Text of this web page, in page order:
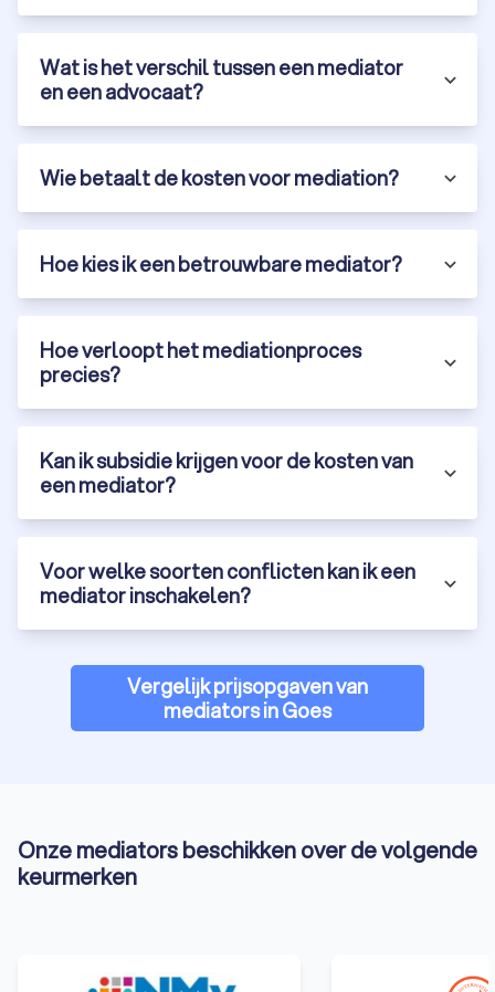
belangrijk dat je je op je gemak voelt bij de mediator die
De geschikte mediator in Goes via Trustoo
een belangrijke stap is in het oplossen van je conflict. Daarom
bieden we je de mogelijkheid om eenvoudig offertes te
vergelijken van vier lokale mediators. Zo kun je op je gemak de
verschillende opties bekijken en de mediator kiezen die het
beste bij jouw situatie past.
Het enige wat je hoeft te doen, is je gegevens invullen en
ontvang je vier offertes van door jou gekozen mediators in
jouw regio. Deze kun je op je gemak vergelijken op basis van
maken en de eerste stap zetten naar een succesvolle
mediation.
Of je nu te maken hebt met een scheiding, een
arbeidsconflict of een burenruzie, mediation kan een
effectieve manier zijn om je conflict op te lossen. Een
de onderliggende belangen helder te krijgen en samen tot
een oplossing te komen. Vraag vandaag nog vier offertes aan
Wat is het verschil tussen een mediator
en een advocaat?
Wie betaalt de kosten voor mediation?
Hoe kies ik een betrouwbare mediator?
Hoe verloopt het mediationproces
precies?
Kan ik subsidie krijgen voor de kosten van
een mediator?
Voor welke soorten conflicten kan ik een
mediator inschakelen?
Vergelijk prijsopgaven van
mediators in Goes
Onze mediators beschikken over de volgende
keurmerken